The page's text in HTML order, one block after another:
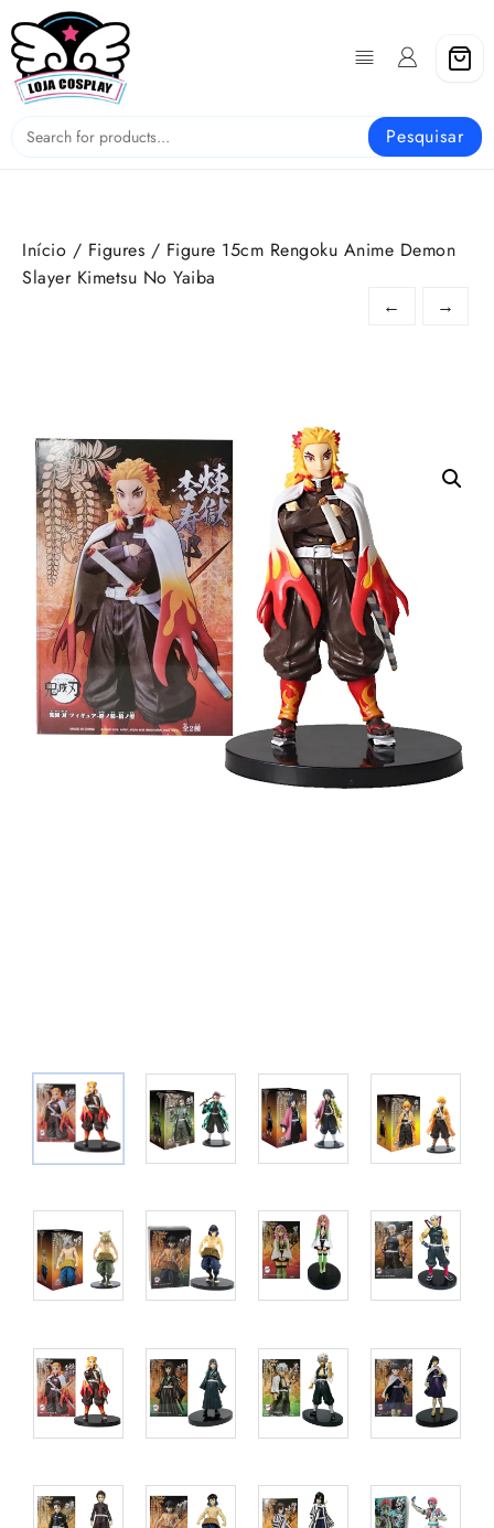
to
content
Pesquisar
Início / Figures / Figure 15cm Rengoku Anime Demon
Slayer Kimetsu No Yaiba
←
→